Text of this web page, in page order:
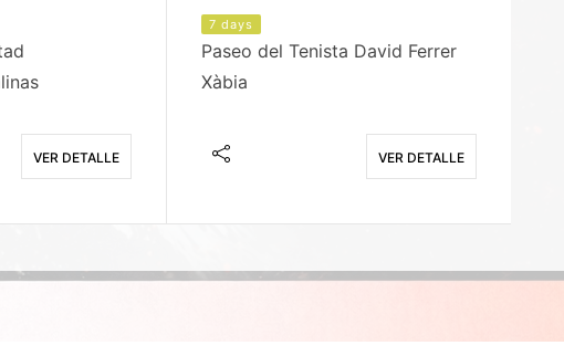
VER DETALLE
7 days
Paseo del Tenista David Ferrer
Xàbia
VER DETALLE